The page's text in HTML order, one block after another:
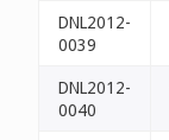
DNL2012-
0039
DNL2012-
0040